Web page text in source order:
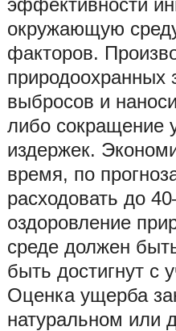
эффективности
окружающую
факторов.
природоохранных
выбросов и
либо сокращение
издержек.
время, по
расходовать до
оздоровление
среде должен
быть достигнут с
Оценка ущерба
натуральном или